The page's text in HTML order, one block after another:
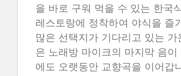
을 바로 구워 먹을 수 있는 한국
레스토랑에 정착하여 야식을 즐
많은 선택지가 기다리고 있는 가
은 노래방 마이크의 마지막 음이
에도 오랫동안 교향곡을 이어갑